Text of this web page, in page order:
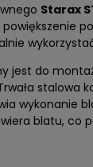
Starax
jest do
stalowa
wykonanie
blatu,